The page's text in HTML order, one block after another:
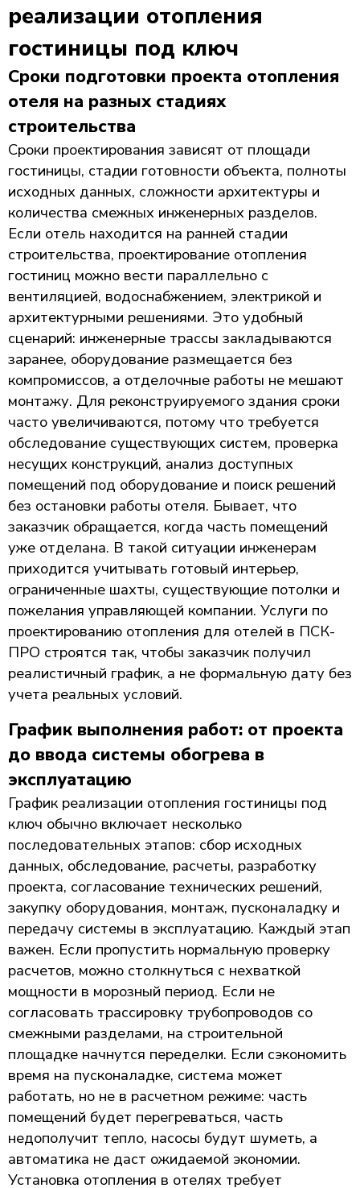
реализации отопления
гостиницы под ключ
Сроки подготовки проекта отопления
отеля на разных стадиях
строительства
Сроки проектирования зависят от площади
гостиницы, стадии готовности объекта, полноты
исходных данных, сложности архитектуры и
количества смежных инженерных разделов.
Если отель находится на ранней стадии
строительства, проектирование отопления
гостиниц можно вести параллельно с
вентиляцией, водоснабжением, электрикой и
архитектурными решениями. Это удобный
сценарий: инженерные трассы закладываются
заранее, оборудование размещается без
компромиссов, а отделочные работы не мешают
монтажу. Для реконструируемого здания сроки
часто увеличиваются, потому что требуется
обследование существующих систем, проверка
несущих конструкций, анализ доступных
помещений под оборудование и поиск решений
без остановки работы отеля. Бывает, что
заказчик обращается, когда часть помещений
уже отделана. В такой ситуации инженерам
приходится учитывать готовый интерьер,
ограниченные шахты, существующие потолки и
пожелания управляющей компании. Услуги по
проектированию отопления для отелей в ПСК-
ПРО строятся так, чтобы заказчик получил
реалистичный график, а не формальную дату без
учета реальных условий.
График выполнения работ: от проекта
до ввода системы обогрева в
эксплуатацию
График реализации отопления гостиницы под
ключ обычно включает несколько
последовательных этапов: сбор исходных
данных, обследование, расчеты, разработку
проекта, согласование технических решений,
закупку оборудования, монтаж, пусконаладку и
передачу системы в эксплуатацию. Каждый этап
важен. Если пропустить нормальную проверку
расчетов, можно столкнуться с нехваткой
мощности в морозный период. Если не
согласовать трассировку трубопроводов со
смежными разделами, на строительной
площадке начнутся переделки. Если сэкономить
время на пусконаладке, система может
работать, но не в расчетном режиме: часть
помещений будет перегреваться, часть
недополучит тепло, насосы будут шуметь, а
автоматика не даст ожидаемой экономии.
Установка отопления в отелях требует